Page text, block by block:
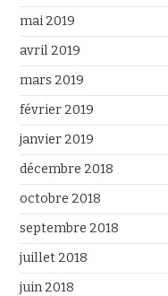
mai 2019
avril 2019
mars 2019
février 2019
janvier 2019
décembre 2018
octobre 2018
septembre 2018
juillet 2018
juin 2018